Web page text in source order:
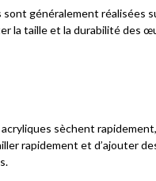
sont généralement réalisées
la taille et la durabilité des
sèchent
rapidement et d’ajouter